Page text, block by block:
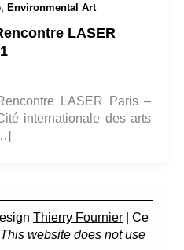
, Environmental Art
LASER
LASER Paris –
internationale des arts
Thierry Fournier | Ce
This website does not use